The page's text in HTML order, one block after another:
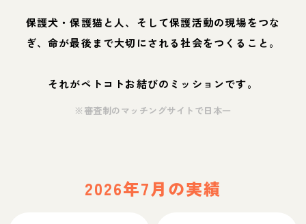
保護犬・保護猫と人、そして保護活動の現場をつな
ぎ、命が最後まで大切にされる社会をつくること。
それがペトコトお結びのミッションです。
※審査制のマッチングサイトで日本一
2026年7月の実績